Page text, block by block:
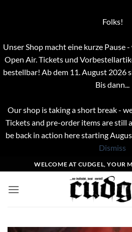
Folks!
Unser Shop macht eine kurze Pause
Open Air. Tickets und
bestellbar! Ab dem 11. August 2026
Bis dann...
Our shop is taking a short break -
Tickets and pre-order items are still
be back in action here starting
Dismiss
to
content
WELCOME AT CUDGEL, YOUR